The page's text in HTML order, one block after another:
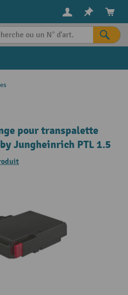
pour transpalette
Jungheinrich PTL 1.5